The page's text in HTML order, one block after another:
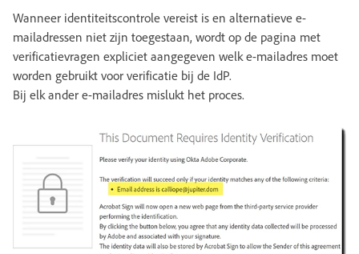
Wanneer identiteitscontrole vereist is en alternatieve e-
mailadressen niet zijn toegestaan, wordt op de pagina met
verificatievragen expliciet aangegeven welk e-mailadres moet
worden gebruikt voor verificatie bij de IdP.
Bij elk ander e-mailadres mislukt het proces.